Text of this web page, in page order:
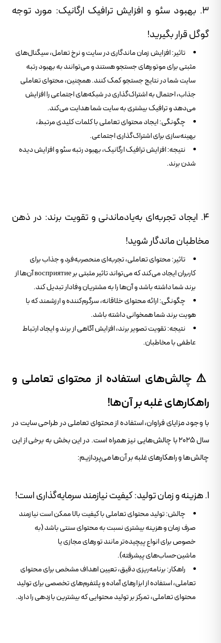
۳. بهبود سئو و افزایش ترافیک ارگانیک: مورد توجه
گوگل قرار بگیرید!
تاثیر: افزایش زمان ماندگاری در سایت و نرخ تعامل، سیگنال‌های
مثبتی برای موتورهای جستجو هستند و می‌توانند به بهبود رتبه
سایت شما در نتایج جستجو کمک کنند. همچنین، محتوای تعاملی
جذاب، احتمال به اشتراک‌گذاری در شبکه‌های اجتماعی را افزایش
می‌دهد و ترافیک بیشتری به سایت شما هدایت می‌کند.
چگونگی: ایجاد محتوای تعاملی با کلمات کلیدی مرتبط،
بهینه‌سازی برای اشتراک‌گذاری اجتماعی.
نتیجه: افزایش ترافیک ارگانیک، بهبود رتبه سئو و افزایش دیده
شدن برند.
۴. ایجاد تجربه‌ای به‌یادماندنی و تقویت برند: در ذهن
مخاطبان ماندگار شوید!
تاثیر: محتوای تعاملی، تجربه‌ای منحصربه‌فرد و جذاب برای
کاربران ایجاد می‌کند که می‌تواند تاثیر مثبتی بر восприятие آن‌ها از
برند شما داشته باشد و آن‌ها را به مشتریان وفادار تبدیل کند.
چگونگی: ارائه محتوای خلاقانه، سرگرم‌کننده و ارزشمند که با
هویت برند شما همخوانی داشته باشد.
نتیجه: تقویت تصویر برند، افزایش آگاهی از برند و ایجاد ارتباط
عاطفی با مخاطبان.
⚠️ چالش‌های استفاده از محتوای تعاملی و
راهکارهای غلبه بر آن‌ها!
با وجود مزایای فراوان، استفاده از محتوای تعاملی در طراحی سایت در
سال ۲۰۲۵ با چالش‌هایی نیز همراه است. در این بخش به برخی از این
چالش‌ها و راهکارهای غلبه بر آن‌ها می‌پردازیم:
۱. هزینه و زمان تولید: کیفیت نیازمند سرمایه‌گذاری است!
چالش: تولید محتوای تعاملی با کیفیت بالا ممکن است نیازمند
صرف زمان و هزینه بیشتری نسبت به محتوای سنتی باشد (به
خصوص برای انواع پیچیده‌تر مانند تورهای مجازی یا
ماشین‌حساب‌های پیشرفته).
راهکار: برنامه‌ریزی دقیق، تعیین اهداف مشخص برای محتوای
تعاملی، استفاده از ابزارهای آماده و پلتفرم‌های تخصصی برای تولید
محتوای تعاملی، تمرکز بر تولید محتوایی که بیشترین بازدهی را دارد.